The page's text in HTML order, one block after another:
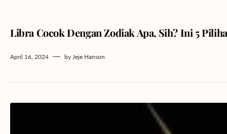
Libra Cocok Dengan Zodiak Apa, Sih? Ini 5
April 16, 2024 by Jeje Hanson